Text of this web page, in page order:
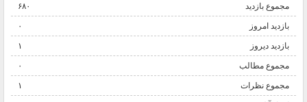
مجموع بازدید ۶۸۰
بازدید امروز ۰
بازدید دیروز ۱
مجموع مطالب ۰
مجموع نظرات ۱